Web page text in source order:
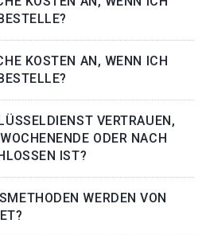
KOSTEN AN, WENN ICH
VERTRAUEN,
ODER NACH
IST?
WERDEN VON